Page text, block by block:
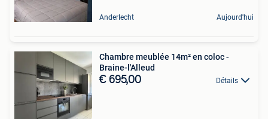
Anderlecht Aujourd'hui
Chambre meublée 14m² en coloc -
Braine-l'Alleud
€ 695,00 Détails